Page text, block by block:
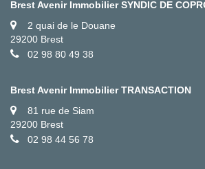
Brest Avenir Immobilier SYNDIC DE
2 quai de le Douane
29200 Brest
02 98 80 49 38
Brest Avenir Immobilier TRANSACTION
81 rue de Siam
29200 Brest
02 98 44 56 78